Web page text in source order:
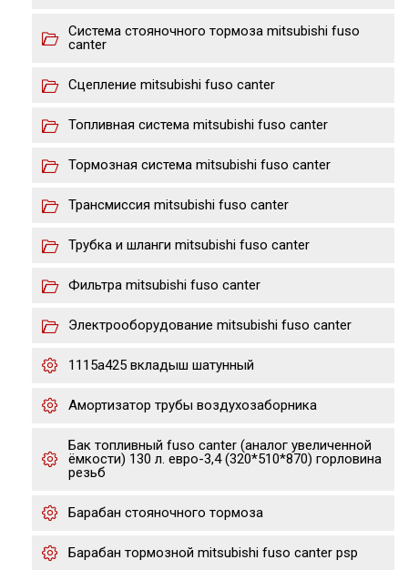
Система стояночного тормоза mitsubishi fuso
canter
Сцепление mitsubishi fuso canter
Топливная система mitsubishi fuso canter
Тормозная система mitsubishi fuso canter
Трансмиссия mitsubishi fuso canter
Трубка и шланги mitsubishi fuso canter
Фильтра mitsubishi fuso canter
Электрооборудование mitsubishi fuso canter
1115a425 вкладыш шатунный
Амортизатор трубы воздухозаборника
Бак топливный fuso canter (аналог увеличенной
ёмкости) 130 л. евро-3,4 (320*510*870) горловина
резьб
Барабан стояночного тормоза
Барабан тормозной mitsubishi fuso canter psp